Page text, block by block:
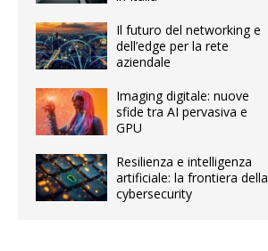
Il futuro del networking e
dell’edge per la rete
aziendale
Imaging digitale: nuove
sfide tra AI pervasiva e
GPU
Resilienza e intelligenza
artificiale: la frontiera della
cybersecurity